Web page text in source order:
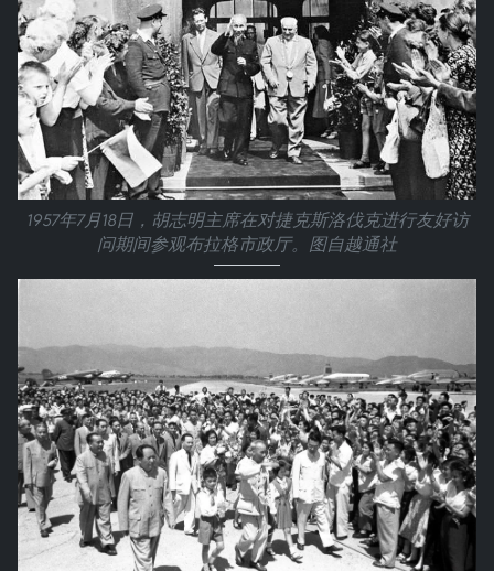
1957年7月18日，胡志明主席在对捷克斯洛伐克进行友好访
问期间参观布拉格市政厅。图自越通社